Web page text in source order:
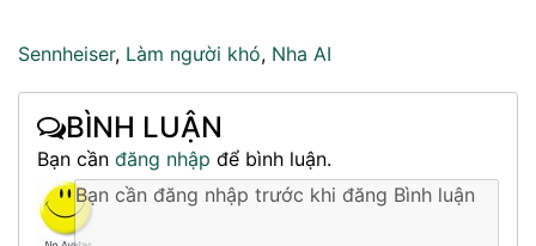
Sennheiser, Làm người khó, Nha AI
BÌNH LUẬN
Bạn cần đăng nhập để bình luận.